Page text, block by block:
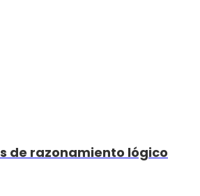
de razonamiento lógico